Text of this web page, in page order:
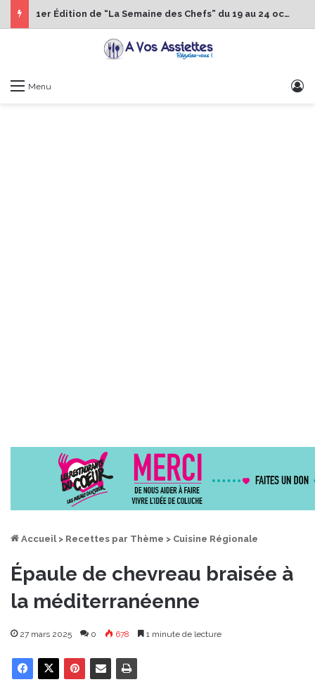
1er Édition de “La Semaine des Chefs” du 19 au 24 octobre 2026
Menu
Accueil > Recettes par Thème > Cuisine Régionale
Épaule de chevreau braisée à
la méditerranéenne
27 mars 2025 0 678 1 minute de lecture